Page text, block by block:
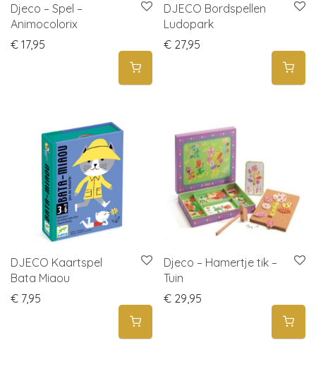
Djeco – Spel –
Animocolorix
€ 17,95
DJECO Bordspellen
Ludopark
€ 27,95
DJECO Kaartspel
Bata Miaou
€ 7,95
Djeco – Hamertje tik –
Tuin
€ 29,95